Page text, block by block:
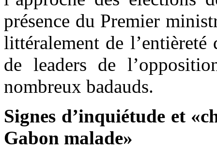
présence du Premier
littéralement de l’entièreté
de leaders de
nombreux badauds.
Signes d’inquiétude et
Gabon malade»